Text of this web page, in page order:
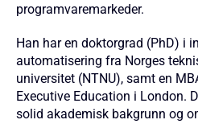
programvaremarkeder.
Han har en doktorgrad (PhD) i
automatisering fra Norges
universitet (NTNU), samt en
Executive Education i London.
solid akademisk bakgrunn og